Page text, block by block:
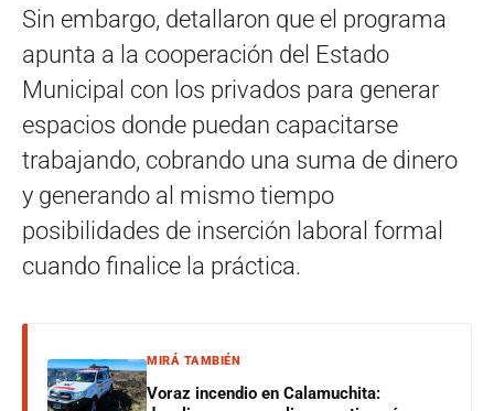
Sin embargo, detallaron que el programa
apunta a la cooperación del Estado
Municipal con los privados para generar
espacios donde puedan capacitarse
trabajando, cobrando una suma de dinero
y generando al mismo tiempo
posibilidades de inserción laboral formal
cuando finalice la práctica.
MIRÁ TAMBIÉN
Voraz incendio en Calamuchita: